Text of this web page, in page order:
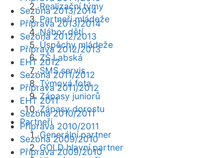
Realizační týmy
Partneři mládeže
Nábor dětí
Úspěchy mládeže
ZŠ Labská
SMS servis
Týmová fota
Zápasy juniorů
Zápasy dorostu
Partneři
Generální partner
GOLD hlavní partner
Sezóna 2013/2014
Příprava 2013/2014
Sezóna 2012/2013
Příprava 2012/2013
EHT 2012
Sezóna 2011/2012
Příprava 2011/2012
EHT 2011
Sezóna 2010/2011
Příprava 2010/2011
Sezóna 2009/2010
Příprava 2009/2010